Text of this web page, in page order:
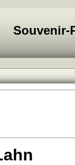
Souvenir-